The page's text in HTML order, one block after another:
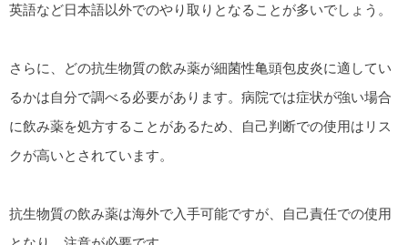
英語など日本語以外でのやり取りとなることが多いでしょう。
さらに、どの抗生物質の飲み薬が細菌性亀頭包皮炎に適してい
るかは自分で調べる必要があります。病院では症状が強い場合
に飲み薬を処方することがあるため、自己判断での使用はリス
クが高いとされています。
抗生物質の飲み薬は海外で入手可能ですが、自己責任での使用